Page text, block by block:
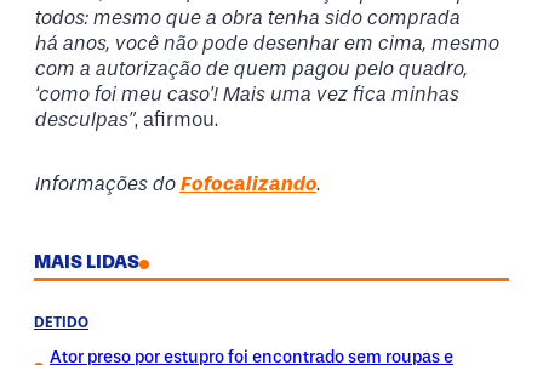
todos: mesmo que a obra tenha sido comprada
há anos, você não pode desenhar em cima, mesmo
com a autorização de quem pagou pelo quadro,
‘como foi meu caso’! Mais uma vez fica minhas
desculpas”, afirmou.
Informações do Fofocalizando.
MAIS LIDAS
DETIDO
Ator preso por estupro foi encontrado sem roupas e